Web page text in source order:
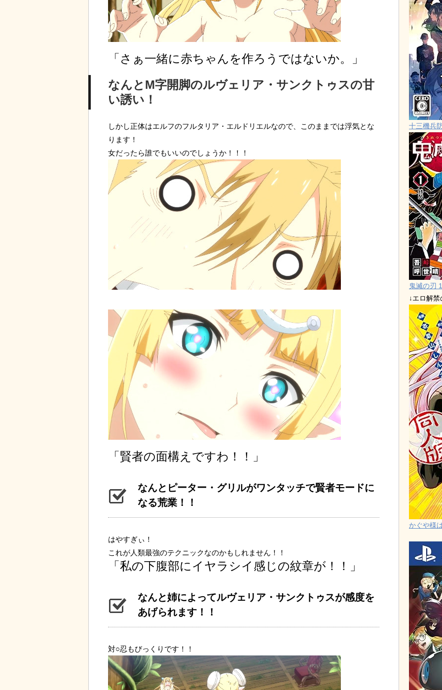
「さぁ一緒に赤ちゃんを作ろうではないか。」
なんとM字開脚のルヴェリア・サンクトゥスの甘
い誘い！
しかし正体はエルフのフルタリア・エルドリエルなので、このままでは浮気とな
ります！
女だったら誰でもいいのでしょうか！！！
「賢者の面構えですわ！！」
なんとピーター・グリルがワンタッチで賢者モードに
なる荒業！！
はやすぎぃ！
これが人類最強のテクニックなのかもしれません！！
「私の下腹部にイヤラシイ感じの紋章が！！」
なんと姉によってルヴェリア・サンクトゥスが感度を
あげられます！！
対○忍もびっくりです！！
十三機兵
鬼滅の刃
↓エロ解
かぐや様